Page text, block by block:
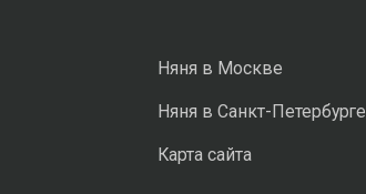
Няня в Москве
Няня в Санкт-Петербурге
Карта сайта